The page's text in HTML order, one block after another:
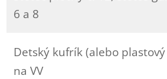
6 a 8
Detský kufrík (alebo
na VV